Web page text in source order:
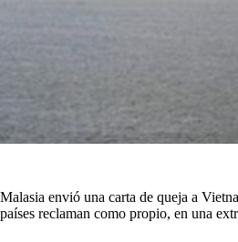
Malasia envió una carta de queja a
países reclaman como propio, en una